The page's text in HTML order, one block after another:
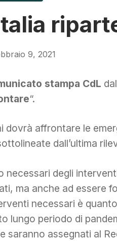
9, 2021
stampa CdL
“.
dovrà affrontare le
dall’ultima
necessari degli
ma anche ad essere
necessari è
lungo periodo di
saranno assegnati al